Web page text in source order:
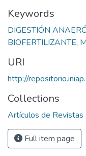
Keywords
DIGESTIÓN
BIOFERTILIZANTE,
URI
http://
Collections
Artículos de Revistas
Full item page